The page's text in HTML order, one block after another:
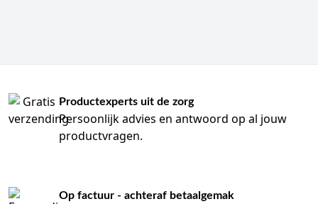
Productexperts uit de zorg
Persoonlijk advies en antwoord op al jouw
productvragen.
Op factuur - achteraf betaalgemak